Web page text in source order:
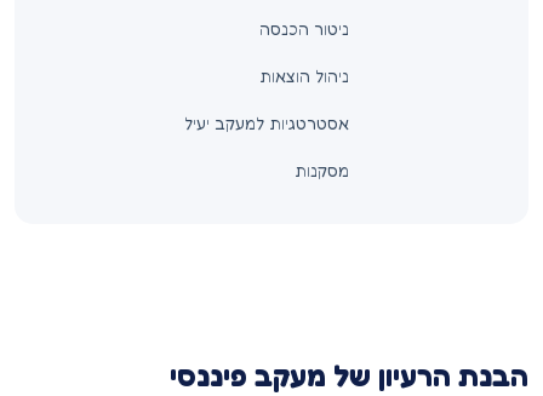
ניטור הכנסה
ניהול הוצאות
אסטרטגיות למעקב יעיל
מסקנות
הבנת הרעיון של מעקב פיננסי